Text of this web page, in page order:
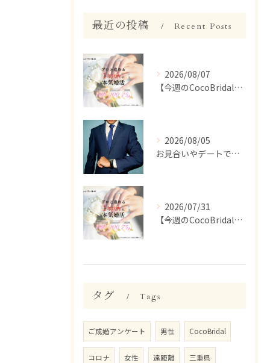
最近の投稿 Recent Posts
2026/08/07
【今週のCocoBridal】8/1〜8/7 会員様 活動報告✨
2026/08/05
お見合いやデートで、ついつい話しすぎちゃう人いませんか？【婚活 男性 話しすぎ】
2026/07/31
【今週のCocoBridal】7/27〜7/31 会員様 活動報告✨
タグ Tags
ご成婚アンケート 男性 CocoBridal
コロナ 女性 遠距離 三重県